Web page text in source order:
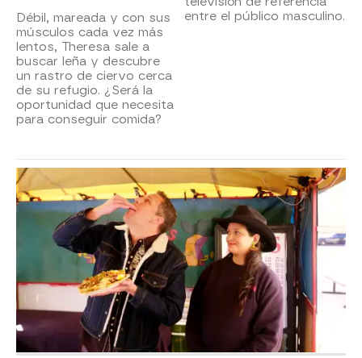
Débil, mareada y con sus
músculos cada vez más
lentos, Theresa sale a
buscar leña y descubre
un rastro de ciervo cerca
de su refugio. ¿Será la
oportunidad que necesita
para conseguir comida?
entre el público masculino.